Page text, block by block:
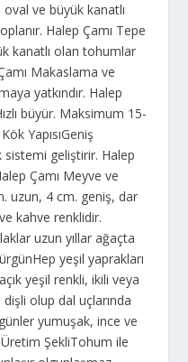
ve büyük kanatlı
Halep Çamı Tepe
kanatlı olan tohumlar
Makaslama ve
yatkındır. Halep
büyür. Maksimum 15-
YapısıGeniş
sistemi geliştirir. Halep
Çamı Meyve ve
uzun, 4 cm. geniş, dar
kahve renklidir.
uzun yıllar ağaçta
yeşil yaprakları
yeşil renkli, ikili veya
olup dal uçlarında
yumuşak, ince ve
ŞekliTohum ile